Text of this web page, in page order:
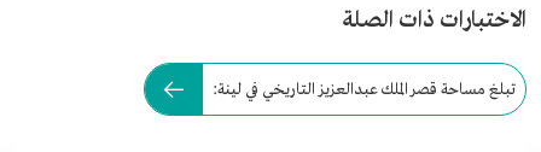
الاختبارات ذات الصلة
تبلغ مساحة قصر الملك عبدالعزيز التاريخي في لينة: